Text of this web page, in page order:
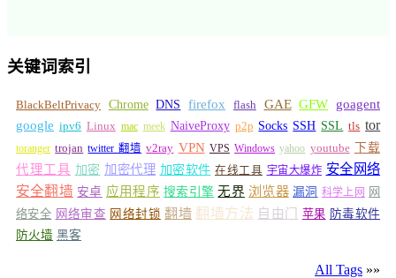
关键词索引
BlackBeltPrivacy Chrome DNS firefox flash GAE GFW
goagent
google ipv6 Linux mac meek NaiveProxy p2p Socks SSH SSL tls tor
toranger trojan twitter 翻墙 v2ray VPN VPS Windows yahoo youtube 下载
代理工具 加密 加密代理 加密软件 在线工具 宇宙大爆炸 安全网络
安全翻墙 安卓 应用程序 搜索引擎 无界 浏览器 漏洞 科学上网 网
络安全 网络审查 网络封锁 翻墙 翻墙方法 自由门 苹果 防毒软件
防火墙 黑客
All Tags »»